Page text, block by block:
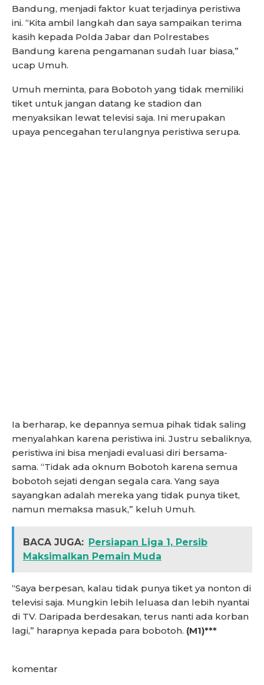
Bandung, menjadi faktor kuat terjadinya peristiwa
ini. “Kita ambil langkah dan saya sampaikan terima
kasih kepada Polda Jabar dan Polrestabes
Bandung karena pengamanan sudah luar biasa,”
ucap Umuh.
Umuh meminta, para Bobotoh yang tidak memiliki
tiket untuk jangan datang ke stadion dan
menyaksikan lewat televisi saja. Ini merupakan
upaya pencegahan terulangnya peristiwa serupa.
Ia berharap, ke depannya semua pihak tidak saling
menyalahkan karena peristiwa ini. Justru sebaliknya,
peristiwa ini bisa menjadi evaluasi diri bersama-
sama. “Tidak ada oknum Bobotoh karena semua
bobotoh sejati dengan segala cara. Yang saya
sayangkan adalah mereka yang tidak punya tiket,
namun memaksa masuk,” keluh Umuh.
BACA JUGA: Persiapan Liga 1, Persib
Maksimalkan Pemain Muda
“Saya berpesan, kalau tidak punya tiket ya nonton di
televisi saja. Mungkin lebih leluasa dan lebih nyantai
di TV. Daripada berdesakan, terus nanti ada korban
lagi,” harapnya kepada para bobotoh. (M1)***
komentar